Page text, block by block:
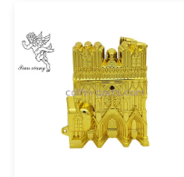
casket corners for funeral
interment. Manufactured by a
reputable large funeral
manufacturer, ...